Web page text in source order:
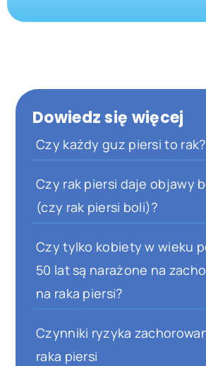
Dowiedz się więcej
Czy każdy guz piersi to rak?
Czy rak piersi daje objawy
(czy rak piersi boli)?
Czy tylko kobiety w wieku
50 lat są narażone na
na raka piersi?
Czynniki ryzyka
raka piersi